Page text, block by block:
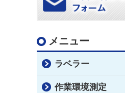
メニュー
ラベラー
作業環境測定